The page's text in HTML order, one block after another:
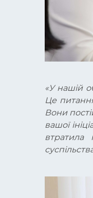
«У нашій
Це
Вони
вашої
втратила